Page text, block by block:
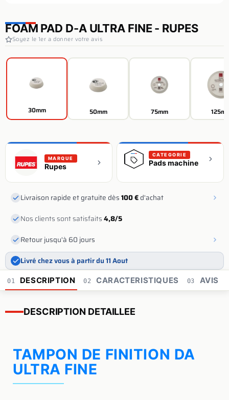
FOAM PAD D-A ULTRA FINE - RUPES
Soyez le 1er a donner votre avis
30mm 50mm 75mm
MARQUE
Rupes
CATEGORIE
Pads machine
Livraison rapide et gratuite dès100 €d'achat
Nos clients sont satisfaits4,8/5
Retour jusqu'à 60 jours
Livré chez vous à partir du 11 Aout
01 DESCRIPTION 02 CARACTERISTIQUES 03 AVIS
DESCRIPTION DETAILLEE
TAMPON DE FINITION DA
ULTRA FINE